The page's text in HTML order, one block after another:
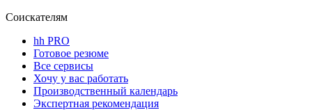
Соискателям
hh PRO
Готовое резюме
Все сервисы
Хочу у вас работать
Производственный календарь
Экспертная рекомендация